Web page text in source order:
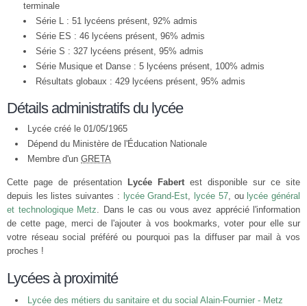
terminale
Série L : 51 lycéens présent, 92% admis
Série ES : 46 lycéens présent, 96% admis
Série S : 327 lycéens présent, 95% admis
Série Musique et Danse : 5 lycéens présent, 100% admis
Résultats globaux : 429 lycéens présent, 95% admis
Détails administratifs du lycée
Lycée créé le 01/05/1965
Dépend du Ministère de l'Éducation Nationale
Membre d'un GRETA
Cette page de présentation Lycée Fabertest disponible sur ce site
depuis les listes suivantes : lycée Grand-Est, lycée 57, ou lycée général
et technologique Metz. Dans le cas ou vous avez apprécié l'information
de cette page, merci de l'ajouter à vos bookmarks, voter pour elle sur
votre réseau social préféré ou pourquoi pas la diffuser par mail à vos
proches !
Lycées à proximité
Lycée des métiers du sanitaire et du social Alain-Fournier - Metz